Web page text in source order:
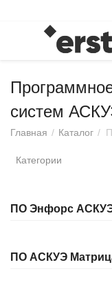
систем
Главная / Каталог /
Категории
ПО Энфорс
ПО АСКУЭ